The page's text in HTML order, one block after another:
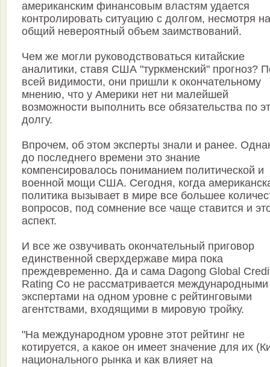
американским финансовым властям удается
контролировать ситуацию с долгом, несмотря на
общий невероятный объем заимствований.
Чем же могли руководствоваться китайские
аналитики, ставя США "туркменский" прогноз?
всей видимости, они пришли к окончательному
мнению, что у Америки нет ни малейшей
возможности выполнить все обязательства по
долгу.
Впрочем, об этом эксперты знали и ранее.
до последнего времени это знание
компенсировалось пониманием политической и
военной мощи США. Сегодня, когда
политика вызывает в мире все большее
вопросов, под сомнение все чаще ставится и
аспект.
И все же озвучивать окончательный приговор
единственной сверхдержаве мира пока
преждевременно. Да и сама Dagong Global
Rating Co не рассматривается международными
экспертами на одном уровне с рейтинговыми
агентствами, входящими в мировую тройку.
"На международном уровне этот рейтинг не
котируется, а какое он имеет значение для их
национального рынка и как влияет на